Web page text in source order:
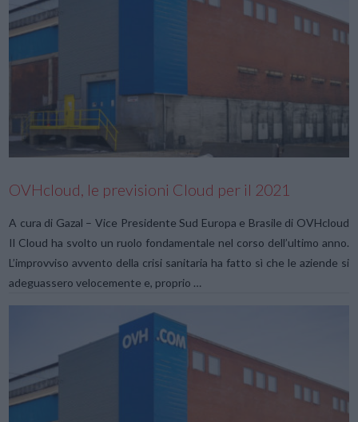
OVHcloud, le previsioni Cloud per il 2021
A cura di Gazal – Vice Presidente Sud Europa e Brasile di OVHcloud
Il Cloud ha svolto un ruolo fondamentale nel corso dell’ultimo anno.
L’improvviso avvento della crisi sanitaria ha fatto sì che le aziende si
adeguassero velocemente e, proprio …